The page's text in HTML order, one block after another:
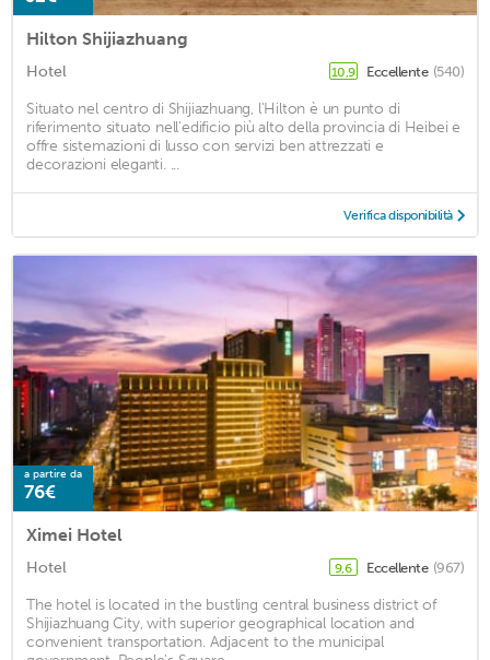
Hilton Shijiazhuang
Hotel 10,9 Eccellente (540)
Situato nel centro di Shijiazhuang, l'Hilton è un punto di
riferimento situato nell'edificio più alto della provincia di Heibei e
offre sistemazioni di lusso con servizi ben attrezzati e
decorazioni eleganti. ...
Verifica disponibilità
a partire da
76€
Ximei Hotel
Hotel 9,6 Eccellente (967)
The hotel is located in the bustling central business district of
Shijiazhuang City, with superior geographical location and
convenient transportation. Adjacent to the municipal